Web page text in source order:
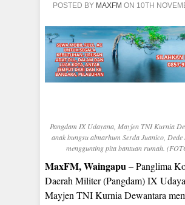
POSTED BY MAXFM ON 10TH
Pangdam IX Udayana, Mayjen TNI Kurnia
anak bungsu almarhum Serda Juanico, Dede
menggunting pita bantuan rumah.
MaxFM, Waingapu– Panglima
Daerah Militer (Pangdam) IX
Mayjen TNI Kurnia Dewantara